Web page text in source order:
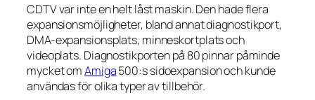
CDTV var inte en helt låst maskin. Den hade flera
expansionsmöjligheter, bland annat diagnostikport,
DMA-expansionsplats, minneskortplats och
videoplats. Diagnostikporten på 80 pinnar påminde
mycket omAmiga500:s sidoexpansion och kunde
användas för olika typer av tillbehör.